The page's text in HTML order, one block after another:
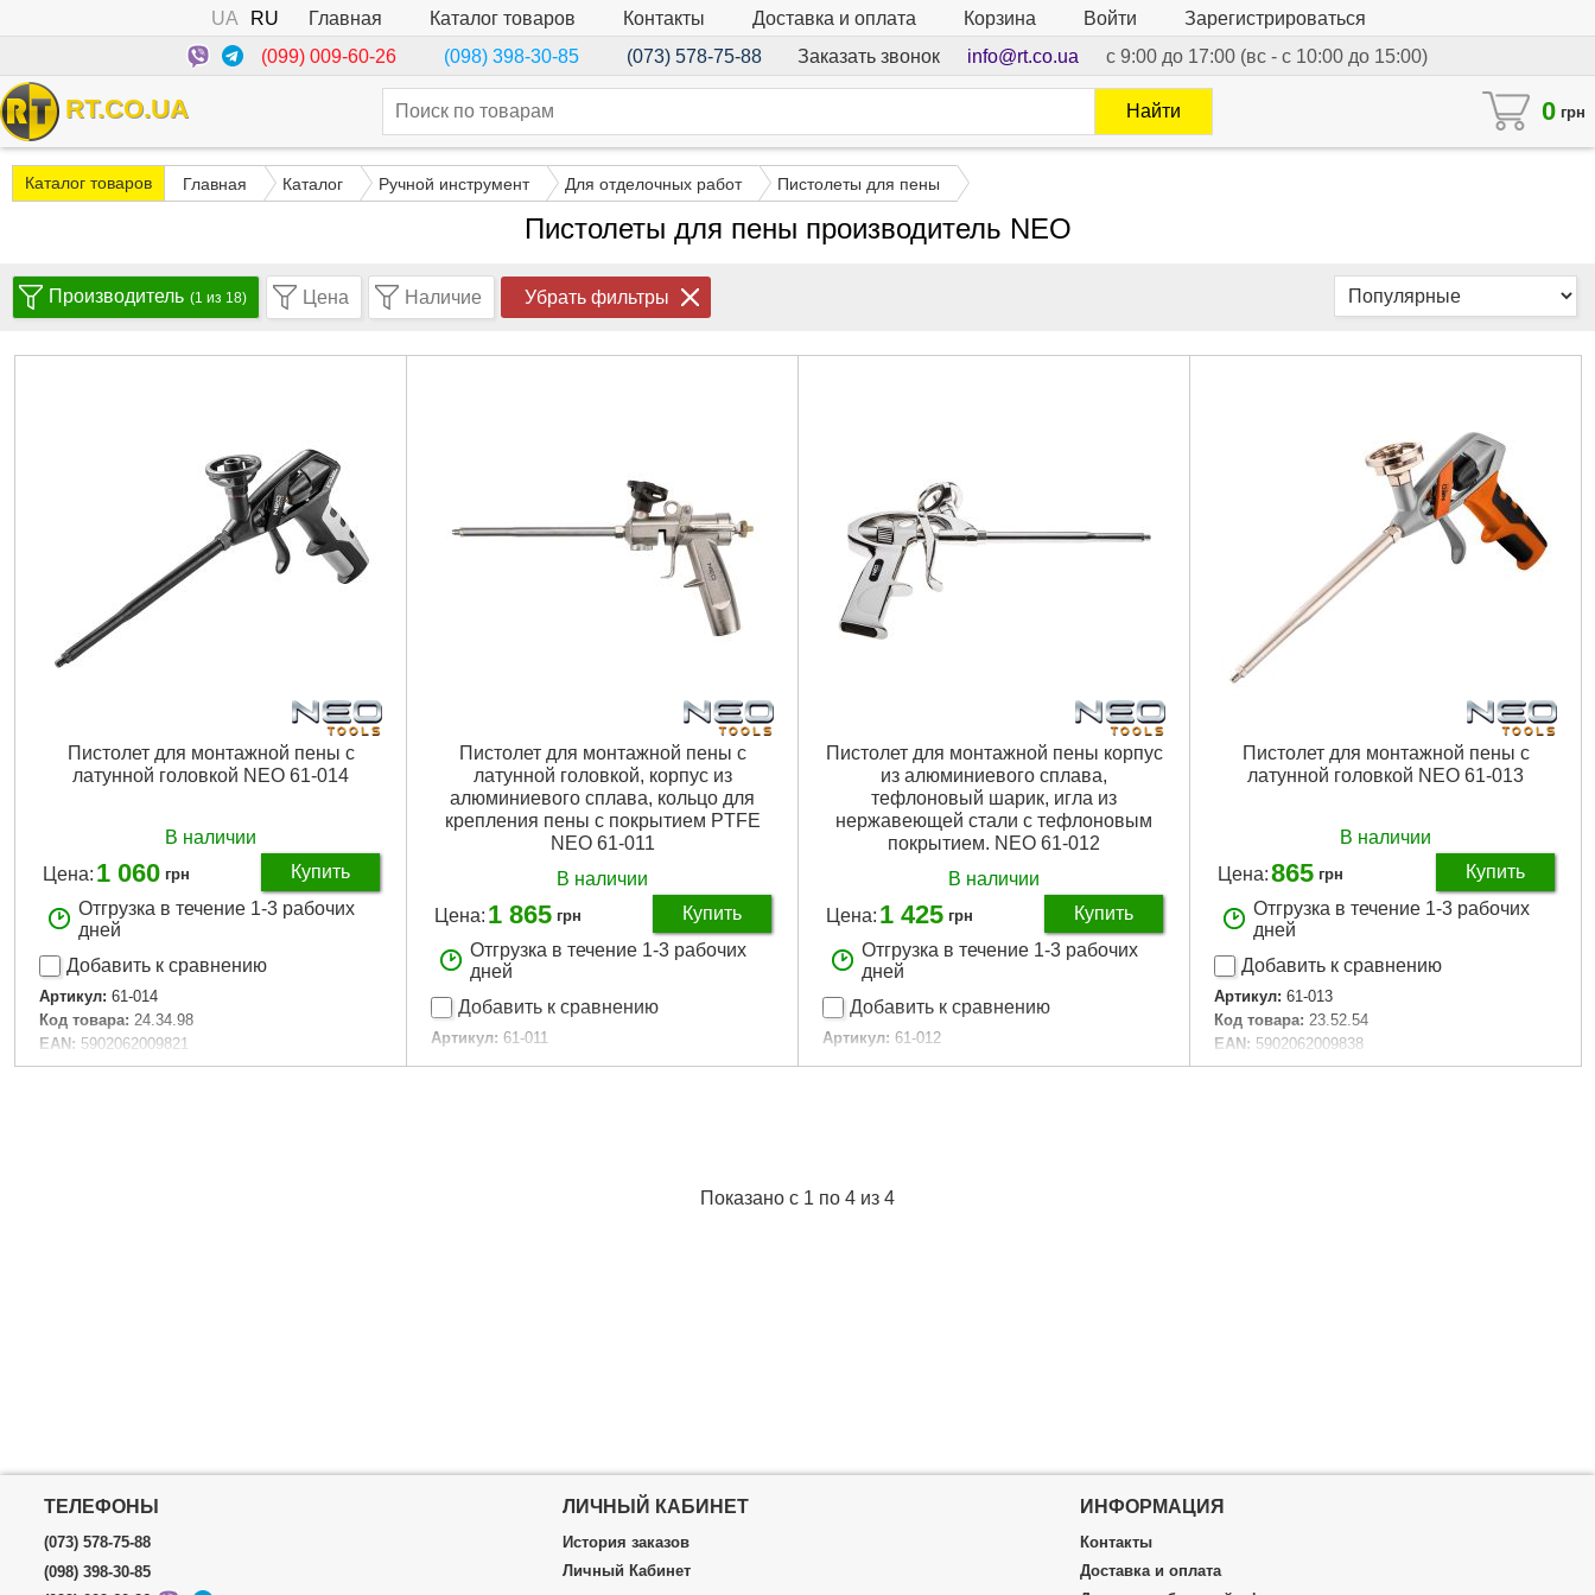
UA RU Главная Каталог товаров Контакты Доставка и оплата Корзина Войти
Зарегистрироваться
(099) 009-60-26
(098) 398-30-85 (073) 578-75-88 Заказать звонок info@rt.co.ua с 9:00 до 17:00 (вс - с 10:00 до 15:00)
RT.CO.UA 0 грн
Найти
Каталог товаров Главная Каталог Ручной инструмент Для отделочных работ Пистолеты для пены
Пистолеты для пены производитель NEO
Производитель (1 из 18) Цена Наличие Убрать фильтры
Пистолет для монтажной пены с
латунной головкой NEO 61-014
В наличии
Цена: 1 060 грн
Купить
Отгрузка в течение 1-3 рабочих
дней
Добавить к сравнению
Артикул: 61-014
Код товара: 24.34.98
EAN: 5902062009821
Держатель: двухкомпонентный
Пистолет для монтажной пены с
латунной головкой, корпус из
алюминиевого сплава, кольцо для
крепления пены с покрытием PTFE
NEO 61-011
В наличии
Цена: 1 865 грн
Купить
Отгрузка в течение 1-3 рабочих
дней
Добавить к сравнению
Артикул: 61-011
Пистолет для монтажной пены корпус
из алюминиевого сплава,
тефлоновый шарик, игла из
нержавеющей стали с тефлоновым
покрытием. NEO 61-012
В наличии
Цена: 1 425 грн
Купить
Отгрузка в течение 1-3 рабочих
дней
Добавить к сравнению
Артикул: 61-012
Пистолет для монтажной пены с
латунной головкой NEO 61-013
В наличии
Цена:865 грн
Купить
Отгрузка в течение 1-3 рабочих
дней
Добавить к сравнению
Артикул: 61-013
Код товара: 23.52.54
EAN: 5902062009838
Держатель: двухкомпонентный
Показано с 1 по 4 из 4
ТЕЛЕФОНЫ
(073) 578-75-88
(098) 398-30-85
ЛИЧНЫЙ КАБИНЕТ
История заказов
Личный Кабинет
ИНФОРМАЦИЯ
Контакты
Доставка и оплата